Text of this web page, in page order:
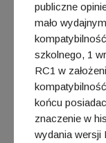
publiczne
mało
szkolnego, 1
RC1 w
końcu
znaczenie w
wydania wersji